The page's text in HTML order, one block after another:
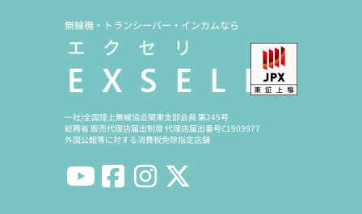
無線機・トランシーバー・インカムなら
一社)全国陸上無線協会関東支部会員 第245号
総務省 販売代理店届出制度 代理店届出番号C1909977
外国公館等に対する消費税免除指定店舗